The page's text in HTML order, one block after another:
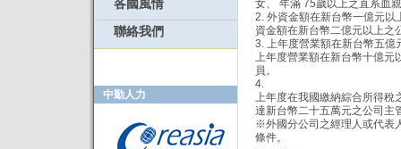
各國風情
聯絡我們
中勤人力
女、 年滿 75歲以上之直系血
2. 外資金額在新台幣一億元以
資金額在新台幣二億元以上之
3. 上年度營業額在新台幣五億
上年度營業額在新台幣十億元
員。
4.
上年度在我國繳納綜合所得稅
達新台幣二十五萬元之公司主
※外國分公司之經理人或代表
條件。